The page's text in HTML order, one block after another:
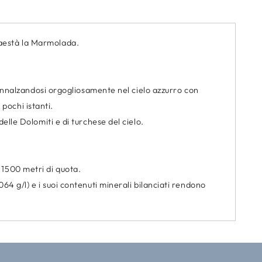
la Marmolada.
orgogliosamente nel cielo azzurro con
pochi istanti.
Dolomiti e di turchese del cielo.
metri di quota.
g/l) e i suoi contenuti minerali bilanciati rendono